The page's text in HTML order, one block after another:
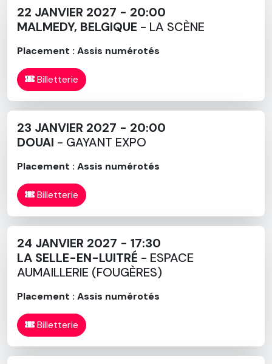
22 JANVIER 2027 - 20:00
MALMEDY, BELGIQUE - LA SCÈNE
Placement : Assis numérotés
Billetterie
23 JANVIER 2027 - 20:00
DOUAI - GAYANT EXPO
Placement : Assis numérotés
Billetterie
24 JANVIER 2027 - 17:30
LA SELLE-EN-LUITRÉ - ESPACE
AUMAILLERIE (FOUGÈRES)
Placement : Assis numérotés
Billetterie